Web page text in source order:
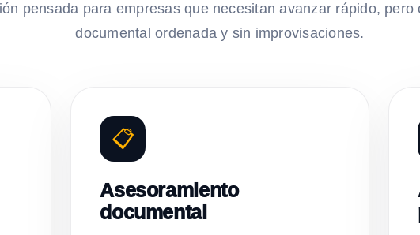
pensada para empresas que necesitan avanzar rápido, pero
documental ordenada y sin improvisaciones.
📋
Asesoramiento
documental